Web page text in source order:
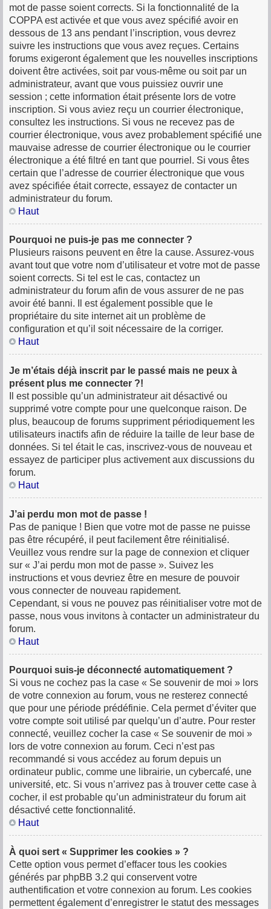
mot de passe soient corrects. Si la fonctionnalité de la
COPPA est activée et que vous avez spécifié avoir en
dessous de 13 ans pendant l’inscription, vous devrez
suivre les instructions que vous avez reçues. Certains
forums exigeront également que les nouvelles inscriptions
doivent être activées, soit par vous-même ou soit par un
administrateur, avant que vous puissiez ouvrir une
session ; cette information était présente lors de votre
inscription. Si vous aviez reçu un courrier électronique,
consultez les instructions. Si vous ne recevez pas de
courrier électronique, vous avez probablement spécifié une
mauvaise adresse de courrier électronique ou le courrier
électronique a été filtré en tant que pourriel. Si vous êtes
certain que l’adresse de courrier électronique que vous
avez spécifiée était correcte, essayez de contacter un
administrateur du forum.
Haut
Pourquoi ne puis-je pas me connecter ?
Plusieurs raisons peuvent en être la cause. Assurez-vous
avant tout que votre nom d’utilisateur et votre mot de passe
soient corrects. Si tel est le cas, contactez un
administrateur du forum afin de vous assurer de ne pas
avoir été banni. Il est également possible que le
propriétaire du site internet ait un problème de
configuration et qu’il soit nécessaire de la corriger.
Haut
Je m’étais déjà inscrit par le passé mais ne peux à
présent plus me connecter ?!
Il est possible qu’un administrateur ait désactivé ou
supprimé votre compte pour une quelconque raison. De
plus, beaucoup de forums suppriment périodiquement les
utilisateurs inactifs afin de réduire la taille de leur base de
données. Si tel était le cas, inscrivez-vous de nouveau et
essayez de participer plus activement aux discussions du
forum.
Haut
J’ai perdu mon mot de passe !
Pas de panique ! Bien que votre mot de passe ne puisse
pas être récupéré, il peut facilement être réinitialisé.
Veuillez vous rendre sur la page de connexion et cliquer
sur « J’ai perdu mon mot de passe ». Suivez les
instructions et vous devriez être en mesure de pouvoir
vous connecter de nouveau rapidement.
Cependant, si vous ne pouvez pas réinitialiser votre mot de
passe, nous vous invitons à contacter un administrateur du
forum.
Haut
Pourquoi suis-je déconnecté automatiquement ?
Si vous ne cochez pas la case « Se souvenir de moi » lors
de votre connexion au forum, vous ne resterez connecté
que pour une période prédéfinie. Cela permet d’éviter que
votre compte soit utilisé par quelqu’un d’autre. Pour rester
connecté, veuillez cocher la case « Se souvenir de moi »
lors de votre connexion au forum. Ceci n’est pas
recommandé si vous accédez au forum depuis un
ordinateur public, comme une librairie, un cybercafé, une
université, etc. Si vous n’arrivez pas à trouver cette case à
cocher, il est probable qu’un administrateur du forum ait
désactivé cette fonctionnalité.
Haut
À quoi sert « Supprimer les cookies » ?
Cette option vous permet d’effacer tous les cookies
générés par phpBB 3.2 qui conservent votre
authentification et votre connexion au forum. Les cookies
permettent également d’enregistrer le statut des messages